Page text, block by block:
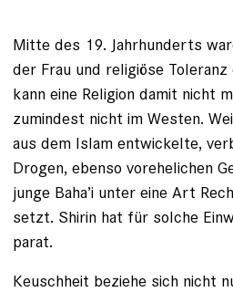
Mitte des 19. Jahrhunderts
der Frau und religiöse
kann eine Religion damit nicht
zumindest nicht im Westen.
aus dem Islam entwickelte,
Drogen, ebenso vorehelichen
junge Baha’i unter eine Art
setzt. Shirin hat für solche
parat.
Keuschheit beziehe sich nicht